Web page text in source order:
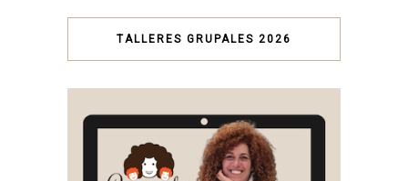
TALLERES GRUPALES 2026